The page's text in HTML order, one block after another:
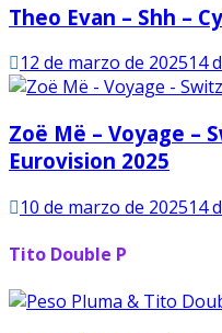
Theo Evan – Shh –
12 de marzo de 202514
Zoë Më – Voyage –
Eurovision 2025
10 de marzo de 202514
Tito Double P